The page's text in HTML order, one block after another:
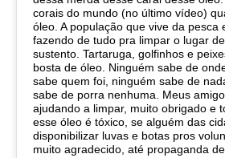
corais do mundo (no último vídeo)
óleo. A população que vive da pesca
fazendo de tudo pra limpar o lugar
sustento. Tartaruga, golfinhos e
bosta de óleo. Ninguém sabe de
sabe quem foi, ninguém sabe de
sabe de porra nenhuma. Meus
ajudando a limpar, muito obrigado e
esse óleo é tóxico, se alguém das
disponibilizar luvas e botas pros
muito agradecido, até propaganda